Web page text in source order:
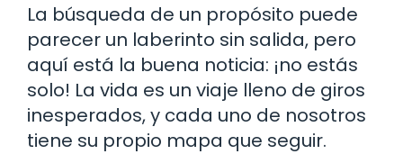
La búsqueda de un propósito puede
parecer un laberinto sin salida, pero
aquí está la buena noticia: ¡no estás
solo! La vida es un viaje lleno de giros
inesperados, y cada uno de nosotros
tiene su propio mapa que seguir.